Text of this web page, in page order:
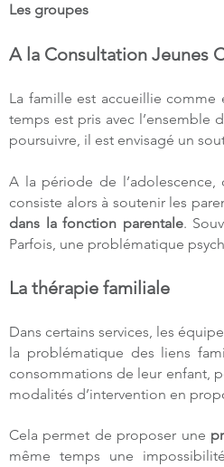
Les groupes
A la Consultation Jeunes
La famille est accueillie comme
temps est pris avec l’ensemble
poursuivre, il est envisagé un
A la période de
consiste alors à soutenir les
dans la fonction parentale.
Parfois, une problématique
La thérapie familiale
Dans certains services, les
la problématique des liens
consommations de leur enfant,
modalités d’intervention en
Cela permet de proposer une
même temps une